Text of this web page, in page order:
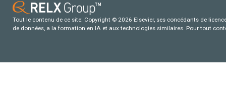
Tout le contenu de ce site: Copyright © 2026 Elsevier, ses concédants de
de données, a la formation en IA et aux technologies similaires. Pour tout